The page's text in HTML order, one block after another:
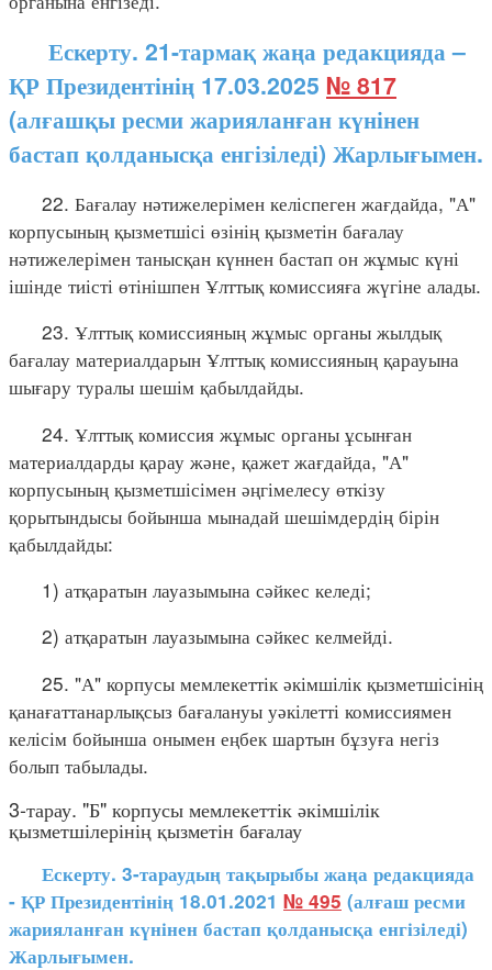
Ескерту. 21-тармақ жаңа редакцияда –
ҚР Президентінің 17.03.2025 № 817
(алғашқы ресми жарияланған күнінен
бастап қолданысқа енгізіледі) Жарлығымен.
22. Бағалау нәтижелерімен келіспеген жағдайда, "А"
корпусының қызметшісі өзінің қызметін бағалау
нәтижелерімен танысқан күннен бастап он жұмыс күні
ішінде тиісті өтінішпен Ұлттық комиссияға жүгіне алады.
23. Ұлттық комиссияның жұмыс органы жылдық
бағалау материалдарын Ұлттық комиссияның қарауына
шығару туралы шешім қабылдайды.
24. Ұлттық комиссия жұмыс органы ұсынған
материалдарды қарау және, қажет жағдайда, "А"
корпусының қызметшісімен әңгімелесу өткізу
қорытындысы бойынша мынадай шешімдердің бірін
қабылдайды:
1) атқаратын лауазымына сәйкес келеді;
2) атқаратын лауазымына сәйкес келмейді.
25. "А" корпусы мемлекеттік әкімшілік қызметшісінің
қанағаттанарлықсыз бағалануы уәкілетті комиссиямен
келісім бойынша онымен еңбек шартын бұзуға негіз
болып табылады.
3-тарау. "Б" корпусы мемлекеттік әкімшілік
қызметшілерінің қызметін бағалау
Ескерту. 3-тараудың тақырыбы жаңа редакцияда
- ҚР Президентінің 18.01.2021 № 495 (алғаш ресми
жарияланған күнінен бастап қолданысқа енгізіледі)
Жарлығымен.